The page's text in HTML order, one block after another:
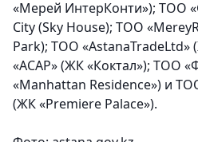
«Мерей ИнтерКонти»); ТОО
City (Sky House); ТОО
Park); ТОО «AstanaTradeLtd»
«АСАР» (ЖК «Коктал»); ТОО
«Manhattan Residence») и
(ЖК «Premiere Palace»).